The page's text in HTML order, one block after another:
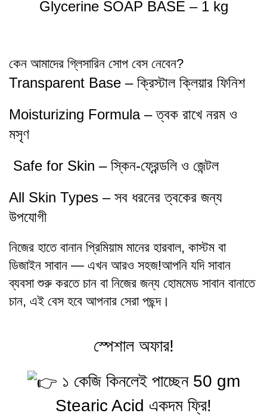
Glycerine SOAP BASE – 1 kg
কেন আমাদের গ্লিসারিন সোপ বেস নেবেন?
Transparent Base – ক্রিস্টাল ক্লিয়ার ফিনিশ
Moisturizing Formula – ত্বক রাখে নরম ও
মসৃণ
Safe for Skin – স্কিন-ফ্রেন্ডলি ও জেন্টল
All Skin Types – সব ধরনের ত্বকের জন্য
উপযোগী
নিজের হাতে বানান প্রিমিয়াম মানের হারবাল, কাস্টম বা
ডিজাইন সাবান — এখন আরও সহজ!আপনি যদি সাবান
ব্যবসা শুরু করতে চান বা নিজের জন্য হোমমেড সাবান বানাতে
চান, এই বেস হবে আপনার সেরা পছন্দ।
স্পেশাল অফার!
১ কেজি কিনলেই পাচ্ছেন 50 gm
Stearic Acid একদম ফ্রি!